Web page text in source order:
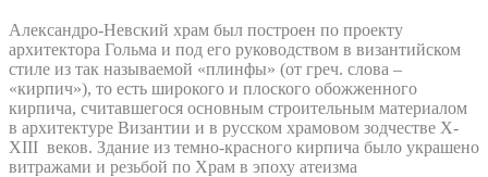
Александро-Невский храм был построен по проекту
архитектора Гольма и под его руководством в византийском
стиле из так называемой «плинфы» (от греч. слова –
«кирпич»), то есть широкого и плоского обожженного
кирпича, считавшегося основным строительным материалом
в архитектуре Византии и в русском храмовом зодчестве X-
XIII веков. Здание из темно-красного кирпича было украшено
витражами и резьбой по Храм в эпоху атеизма